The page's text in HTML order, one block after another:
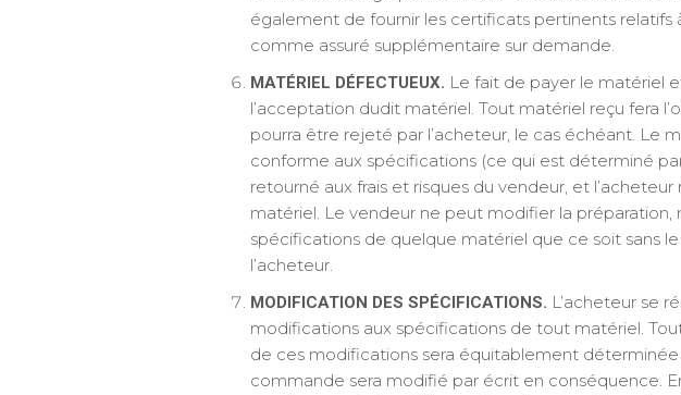
également de fournir les certificats pertinents relatifs
comme assuré supplémentaire sur demande.
MATÉRIEL DÉFECTUEUX. Le fait de payer le matériel
l’acceptation dudit matériel. Tout matériel reçu fera
pourra être rejeté par l’acheteur, le cas échéant. Le
conforme aux spécifications (ce qui est déterminé
retourné aux frais et risques du vendeur, et
matériel. Le vendeur ne peut modifier la préparation,
spécifications de quelque matériel que ce soit sans
l’acheteur.
MODIFICATION DES SPÉCIFICATIONS. L’acheteur se
modifications aux spécifications de tout matériel.
de ces modifications sera équitablement
commande sera modifié par écrit en conséquence.